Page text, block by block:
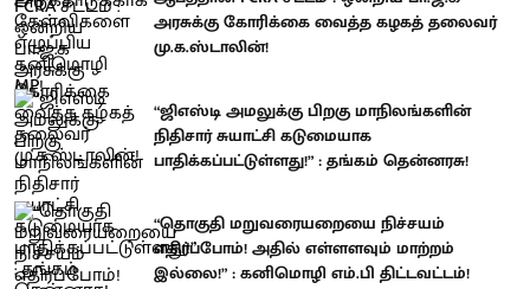
அரசுக்கு கோரிக்கை வைத்த கழகத் தலைவர்
மு.க.ஸ்டாலின்!
“ஜிஎஸ்டி அமலுக்கு பிறகு மாநிலங்களின்
நிதிசார் சுயாட்சி கடுமையாக
பாதிக்கப்பட்டுள்ளது!” : தங்கம் தென்னரசு!
“தொகுதி மறுவரையறையை நிச்சயம்
எதிர்ப்போம்! அதில் எள்ளளவும் மாற்றம்
இல்லை!” : கனிமொழி எம்.பி திட்டவட்டம்!